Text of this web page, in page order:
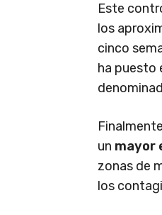
Este
los
cinco
ha puesto
un mayor
zonas de
los